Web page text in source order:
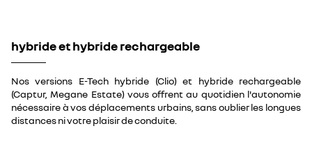
hybride et hybride rechargeable
Nos versions E-Tech hybride (Clio) et hybride rechargeable
(Captur, Megane Estate) vous offrent au quotidien l'autonomie
nécessaire à vos déplacements urbains, sans oublier les longues
distances ni votre plaisir de conduite.